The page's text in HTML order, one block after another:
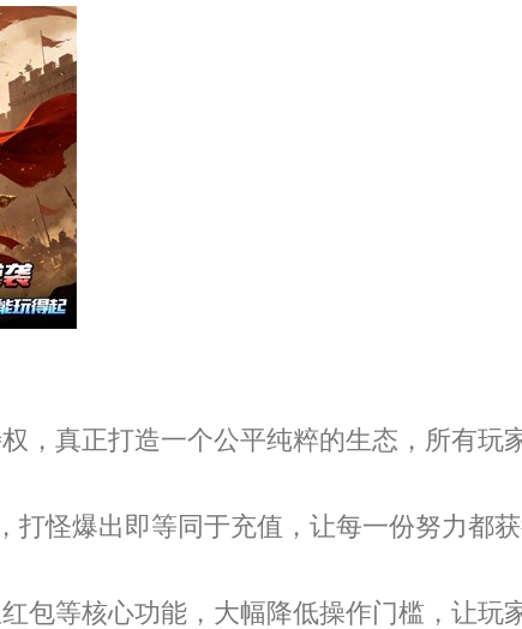
，真正打造一个公平纯粹的生态，所有玩
打怪爆出即等同于充值，让每一份努力都获
包等核心功能，大幅降低操作门槛，让玩